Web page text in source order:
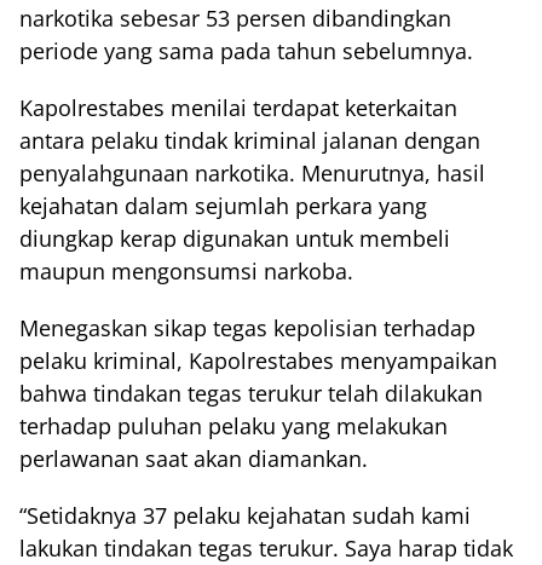
narkotika sebesar 53 persen dibandingkan
periode yang sama pada tahun sebelumnya.
Kapolrestabes menilai terdapat keterkaitan
antara pelaku tindak kriminal jalanan dengan
penyalahgunaan narkotika. Menurutnya, hasil
kejahatan dalam sejumlah perkara yang
diungkap kerap digunakan untuk membeli
maupun mengonsumsi narkoba.
Menegaskan sikap tegas kepolisian terhadap
pelaku kriminal, Kapolrestabes menyampaikan
bahwa tindakan tegas terukur telah dilakukan
terhadap puluhan pelaku yang melakukan
perlawanan saat akan diamankan.
“Setidaknya 37 pelaku kejahatan sudah kami
lakukan tindakan tegas terukur. Saya harap tidak